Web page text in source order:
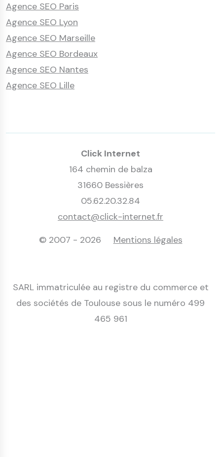
Agence SEO Paris
Agence SEO Lyon
Agence SEO Marseille
Agence SEO Bordeaux
Agence SEO Nantes
Agence SEO Lille
Click Internet
164 chemin de balza
31660 Bessières
05.62.20.32.84
contact@click-internet.fr
© 2007 - 2026
Mentions légales
SARL immatriculée au registre du commerce et
des sociétés de Toulouse sous le numéro 499
465 961